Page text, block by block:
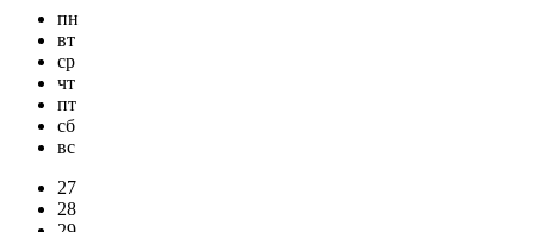
пн
вт
ср
чт
пт
сб
вс
27
28